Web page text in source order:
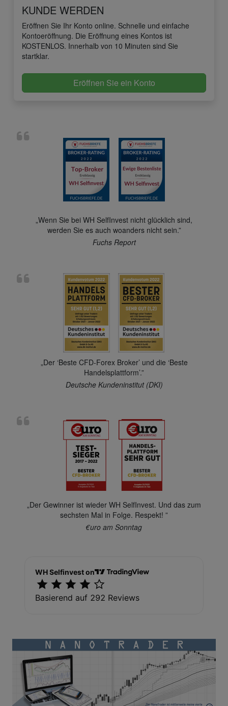
KUNDE WERDEN
Eröffnen Sie Ihr Konto online. Schnelle und einfache
Kontoeröffnung. Die Eröffnung eines Kontos ist
KOSTENLOS. Innerhalb von 10 Minuten sind Sie
startklar.
Eröffnen Sie ein Konto
„Wenn Sie bei WH SelfInvest nicht glücklich sind,
werden Sie es auch woanders nicht sein.”
Fuchs Report
„Der ‘Beste CFD-Forex Broker’ und die ‘Beste
Handelsplattform’.”
Deutsche Kundeninstitut (DKI)
„Der Gewinner ist wieder WH SelfInvest. Und das zum
sechsten Mal in Folge. Respekt! ”
€uro am Sonntag